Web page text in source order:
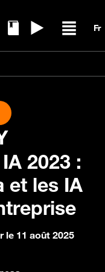
2023 :
et les IA
le 11 août 2025